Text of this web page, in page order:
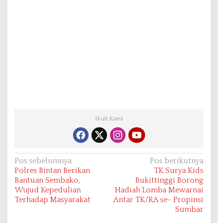
Ikuti Kami
N
a
v
i
Pos sebelumnya
Polres Bintan Berikan
Bantuan Sembako,
Wujud Kepedulian
Terhadap Masyarakat
Pos berikutnya
TK Surya Kids
Bukittinggi Borong
Hadiah Lomba Mewarnai
Antar TK/RA se- Propinsi
Sumbar